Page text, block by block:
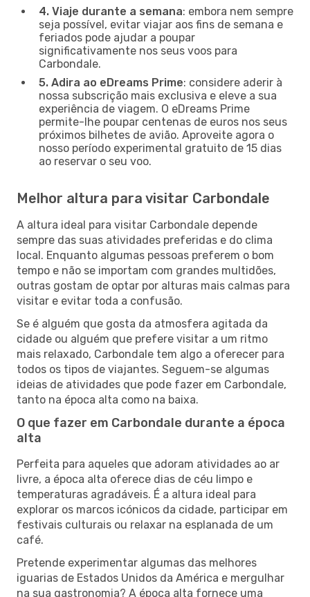
4. Viaje durante a semana: embora nem sempre
seja possível, evitar viajar aos fins de semana e
feriados pode ajudar a poupar
significativamente nos seus voos para
Carbondale.
5. Adira ao eDreams Prime: considere aderir à
nossa subscrição mais exclusiva e eleve a sua
experiência de viagem. O eDreams Prime
permite-lhe poupar centenas de euros nos seus
próximos bilhetes de avião. Aproveite agora o
nosso período experimental gratuito de 15 dias
ao reservar o seu voo.
Melhor altura para visitar Carbondale
A altura ideal para visitar Carbondale depende
sempre das suas atividades preferidas e do clima
local. Enquanto algumas pessoas preferem o bom
tempo e não se importam com grandes multidões,
outras gostam de optar por alturas mais calmas para
visitar e evitar toda a confusão.
Se é alguém que gosta da atmosfera agitada da
cidade ou alguém que prefere visitar a um ritmo
mais relaxado, Carbondale tem algo a oferecer para
todos os tipos de viajantes. Seguem-se algumas
ideias de atividades que pode fazer em Carbondale,
tanto na época alta como na baixa.
O que fazer em Carbondale durante a época
alta
Perfeita para aqueles que adoram atividades ao ar
livre, a época alta oferece dias de céu limpo e
temperaturas agradáveis. É a altura ideal para
explorar os marcos icónicos da cidade, participar em
festivais culturais ou relaxar na esplanada de um
café.
Pretende experimentar algumas das melhores
iguarias de Estados Unidos da América e mergulhar
na sua gastronomia? A época alta fornece uma